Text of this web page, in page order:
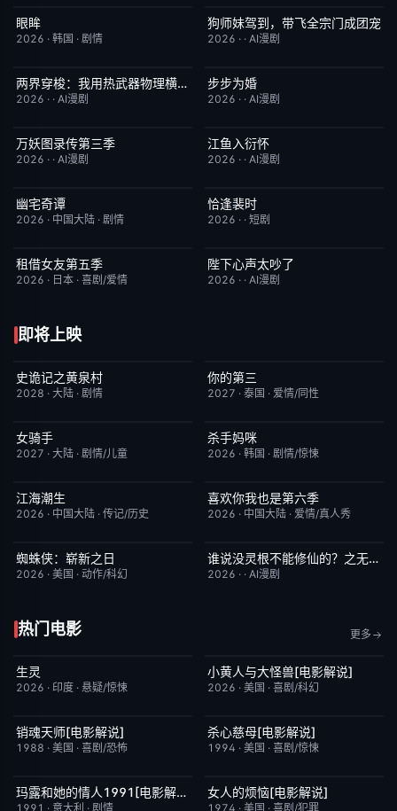
HD中字
眼眸
2026 · 韩国 · 剧情
完结 10.0
狗师妹驾到，带飞全宗门成团宠
2026 · · AI漫剧
完结 10.0两界穿梭：我用热武器物理横推修真界
2026 · · AI漫剧
完结
步步为婚
2026 · · AI漫剧
完结
万妖图录传第三季
2026 · · AI漫剧
完结
江鱼入衍怀
2026 · · AI漫剧
更新至第14集
幽宅奇谭
2026 · 中国大陆 · 剧情
完结
恰逢裴时
2026 · · 短剧
已完结
租借女友第五季
2026 · 日本 · 喜剧/爱情
完结
陛下心声太吵了
2026 · · AI漫剧
即将上映
6月23日更新
史诡记之黄泉村
2028 · 大陆 · 剧情
更新至第02集
你的第三
2027 · 泰国 · 爱情/同性
7月15日更新
女骑手
2027 · 大陆 · 剧情/儿童
更新至第02集
杀手妈咪
2026 · 韩国 · 剧情/惊悚
更新至第24集
江海潮生
2026 · 中国大陆 · 传记/历史
昨日更新
喜欢你我也是第六季
2026 · 中国大陆 · 爱情/真人秀
TC中字
蜘蛛侠：崭新之日
2026 · 美国 · 动作/科幻
完结 5.0谁说没灵根不能修仙的？之无灵证道第五季
2026 · · AI漫剧
热门电影 更多
昨日更新
生灵
2026 · 印度 · 悬疑/惊悚
已完结
小黄人与大怪兽[电影解说]
2026 · 美国 · 喜剧/科幻
已完结
销魂天师[电影解说]
1988 · 美国 · 喜剧/恐怖
已完结
杀心慈母[电影解说]
1994 · 美国 · 喜剧/惊悚
已完结 6.1玛露和她的情人1991[电影解说]
1991 · 意大利 · 剧情
已完结
女人的烦恼[电影解说]
1974 · 美国 · 喜剧/犯罪